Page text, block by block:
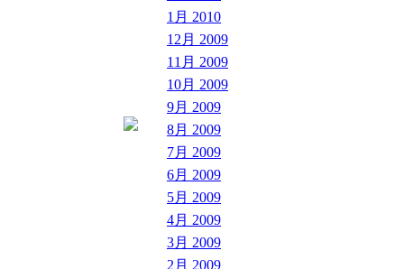
1月 2010
12月 2009
11月 2009
10月 2009
9月 2009
8月 2009
7月 2009
6月 2009
5月 2009
4月 2009
3月 2009
2月 2009